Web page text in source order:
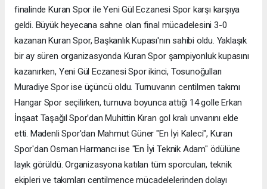
finalinde Kuran Spor ile Yeni Gül Eczanesi Spor karşı karşıya
geldi. Büyük heyecana sahne olan final mücadelesini 3-0
kazanan Kuran Spor, Başkanlık Kupası'nın sahibi oldu. Yaklaşık
bir ay süren organizasyonda Kuran Spor şampiyonluk kupasını
kazanırken, Yeni Gül Eczanesi Spor ikinci, Tosunoğulları
Muradiye Spor ise üçüncü oldu. Turnuvanın centilmen takımı
Hangar Spor seçilirken, turnuva boyunca attığı 14 golle Erkan
İnşaat Taşağıl Spor'dan Muhittin Kıran gol kralı unvanını elde
etti. Madenli Spor'dan Mahmut Güner "En İyi Kaleci", Kuran
Spor'dan Osman Harmancı ise "En İyi Teknik Adam" ödülüne
layık görüldü. Organizasyona katılan tüm sporcuları, teknik
ekipleri ve takımları centilmence mücadelelerinden dolayı